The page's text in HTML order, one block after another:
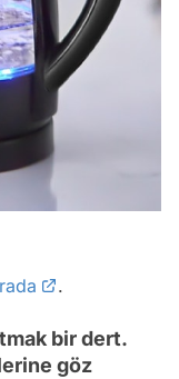
.
bir dert.
göz